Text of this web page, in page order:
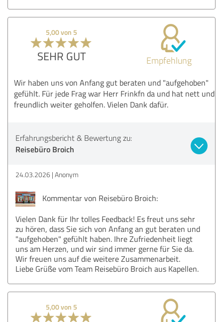
5,00 von 5
SEHR GUT Empfehlung
Wir haben uns von Anfang gut beraten und "aufgehoben"
gefühlt. Für jede Frag war Herr Frinkfn da und hat nett und
freundlich weiter geholfen. Vielen Dank dafür.
Erfahrungsbericht & Bewertung zu:
Reisebüro Broich
24.03.2026 Anonym
Kommentar von Reisebüro Broich:
Vielen Dank für Ihr tolles Feedback! Es freut uns sehr
zu hören, dass Sie sich von Anfang an gut beraten und
"aufgehoben" gefühlt haben. Ihre Zufriedenheit liegt
uns am Herzen, und wir sind immer gerne für Sie da.
Wir freuen uns auf die weitere Zusammenarbeit.
Liebe Grüße vom Team Reisebüro Broich aus Kapellen.
5,00 von 5